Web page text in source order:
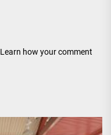
Learn how your comment